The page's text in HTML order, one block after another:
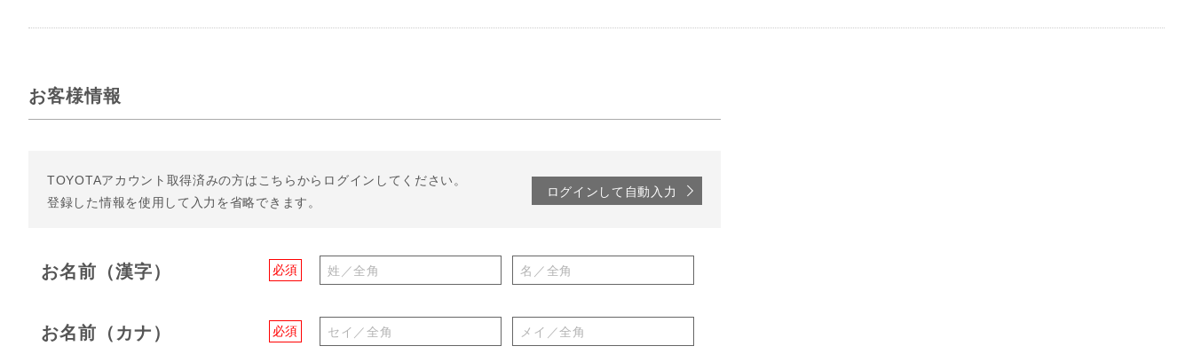
お客様情報
TOYOTAアカウント取得済みの方は こちらからログインしてください。
登録した情報を使用して入力を省略できます。
ログインして自動入力
必須
お名前（漢字）
必須
お名前（カナ）